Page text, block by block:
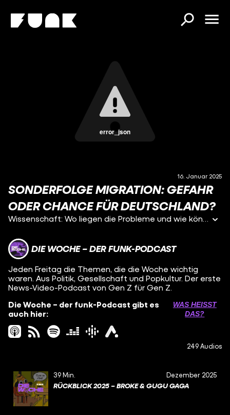
error_json
16. Januar 2025
SONDERFOLGE MIGRATION: GEFAHR
ODER CHANCE FÜR DEUTSCHLAND?
Wissenschaft: Wo liegen die Probleme und wie könnte man sie angehen? (01:28) Gespräch mit Migrationsforscher Prof. Jochen Oltmer von der Universität Osnabrück - Politik: Das fordern die einzelnen Parteien (19:43) Gespräch mit Jan Schipmann von DIE DA OBEN! Ausführliche Parteien-Checks von DIE DA OBEN! findet ihr hier: https://www.youtube.com/channel/UCfb7LAYCeJJiT3gyquv7V5Q - Feedback und Fragen könnt ihr uns immer per DM auf Insta schicken: https://www.instagram.com/funk/ - Unsere Quellen findet ihr hier: https://docs.google.com/document/d/1dJvsu6iMZP2aOE3w2UcpOWHwkPlVWRaTbtZN2ACFLac/edit?tab=t.0 - Moderation: Magdalena Stefely, Berit Ström Redaktion: Alea Rentmeister, Julika Kott Redaktion funk: Helen Schulte, Magdalena Stefely, Andrej Reisin Ton: Tim Schmutzler Produktion: Skip Intro im Auftrag von funk - Redaktionsschluss: Dienstag, 14. Januar 2025, 18.00 Uhr
DIE WOCHE – DER FUNK-PODCAST
Jeden Freitag die Themen, die die Woche wichtig
waren. Aus Politik, Gesellschaft und Popkultur. Der erste
News-Video-Podcast von Gen Z für Gen Z.
Die Woche – der funk-Podcast gibt es
auch hier:
WAS HEISST D
AS?
249 Audios
39 Min. Dezember 2025
RÜCKBLICK 2025 – BROKE & GUGU GAGA